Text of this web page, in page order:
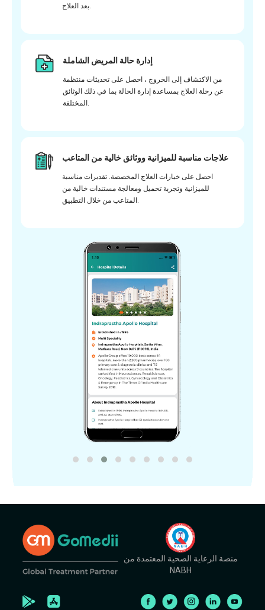
بعد العلاج.
إدارة حالة المريض الشاملة
من الاكتشاف إلى الخروج ، احصل على تحديثات منتظمة
عن رحلة العلاج بمساعدة إدارة الحالة بما في ذلك الوثائق
المختلفة.
علاجات مناسبة للميزانية ووثائق خالية من المتاعب
احصل على خيارات العلاج المخصصة. تقديرات مناسبة
للميزانية وتجربة تحميل ومعالجة مستندات خالية من
المتاعب من خلال التطبيق.
منصة الرعاية الصحية المعتمدة من
NABH